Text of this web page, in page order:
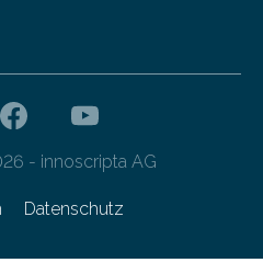
- innoscripta AG
Datenschutz